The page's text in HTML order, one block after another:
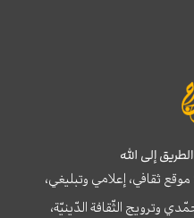
إلى الله
ثقافي، إعلامي وتبليغي،
وترويج الثّقافة الدّينيّة،